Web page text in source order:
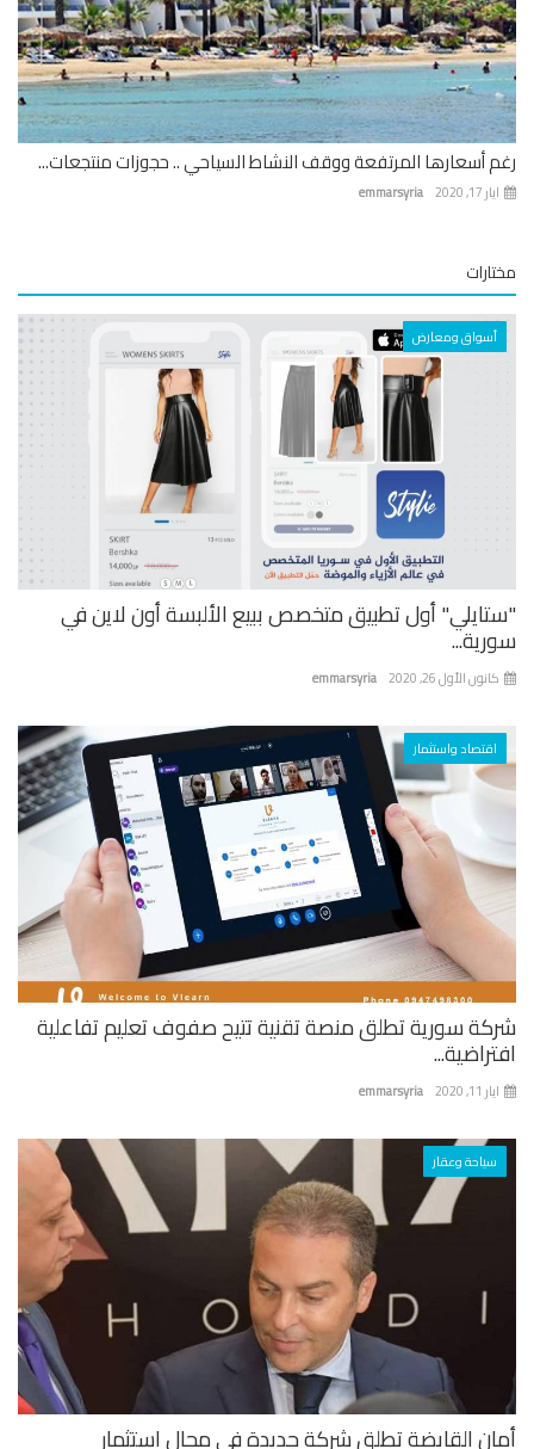
أسعارها المرتفعة ووقف النشاط السياحي .. حجوزات منتجعات...
emmarsyria
أسواق ومعارض
أول تطبيق متخصص ببيع الألبسة أون لاين في
emmarsyria الأول 26, 2020
اقتصاد واستثمار
سورية تطلق منصة تقنية تتيح صفوف تعليم تفاعلية
emmarsyria
سياحة وعقار
القابضة تطلق شركة جديدة في مجال استثمار